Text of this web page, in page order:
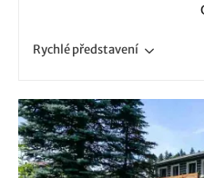
Rychlépředstavení